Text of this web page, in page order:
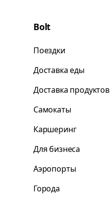
Bolt
Поездки
Доставка еды
Доставка продуктов
Самокаты
Каршеринг
Для бизнеса
Аэропорты
Города